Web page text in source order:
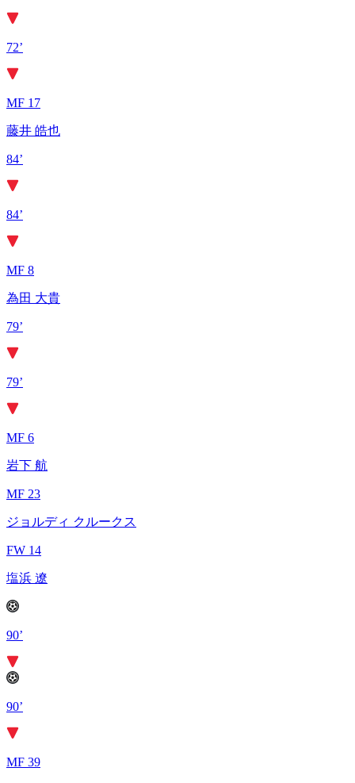
72’
MF 17
藤井 皓也
84’
84’
MF 8
為田 大貴
79’
79’
MF 6
岩下 航
MF 23
ジョルディ クルークス
FW 14
塩浜 遼
90’
90’
MF 39